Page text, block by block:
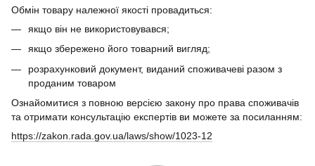
Обмін товару належної якості провадиться:
якщо він не використовувався;
якщо збережено його товарний вигляд;
розрахунковий документ, виданий споживачеві разом з
проданим товаром
Ознайомитися з повною версією закону про права споживачів
та отримати консультацію експертів ви можете за посиланням:
https://zakon.rada.gov.ua/laws/show/1023-12